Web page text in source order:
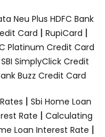
Neu Plus HDFC Bank
Card | RupiCard |
Platinum Credit Card
SBI SimplyClick Credit
Buzz Credit Card
| Sbi Home Loan
Rate | Calculating
Loan Interest Rate |